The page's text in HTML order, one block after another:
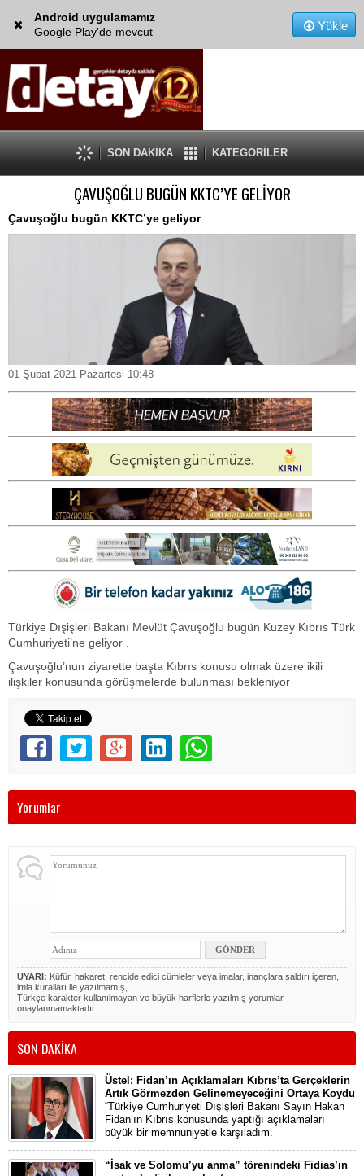
Android uygulamamız
Google Play'de mevcut
Yükle
SON DAKİKA KATEGORİLER
ÇAVUŞOĞLU BUGÜN KKTC’YE GELİYOR
Çavuşoğlu bugün KKTC’ye geliyor
01 Şubat 2021 Pazartesi 10:48
Türkiye Dışişleri Bakanı Mevlüt Çavuşoğlu bugün Kuzey Kıbrıs Türk
Cumhuriyeti’ne geliyor .
Çavuşoğlu’nun ziyarette başta Kıbrıs konusu olmak üzere ikili
ilişkiler konusunda görüşmelerde bulunması bekleniyor
Yorumlar
UYARI: Küfür, hakaret, rencide edici cümleler veya imalar, inançlara saldırı içeren,
imla kuralları ile yazılmamış,
Türkçe karakter kullanılmayan ve büyük harflerle yazılmış yorumlar
onaylanmamaktadır.
SON DAKİKA
Üstel: Fidan’ın Açıklamaları Kıbrıs’ta Gerçeklerin
Artık Görmezden Gelinemeyeceğini Ortaya Koydu
“Türkiye Cumhuriyeti Dışişleri Bakanı Sayın Hakan
Fidan’ın Kıbrıs konusunda yaptığı açıklamaları
büyük bir memnuniyetle karşıladım.
“İsak ve Solomu’yu anma” törenindeki Fidias’ın